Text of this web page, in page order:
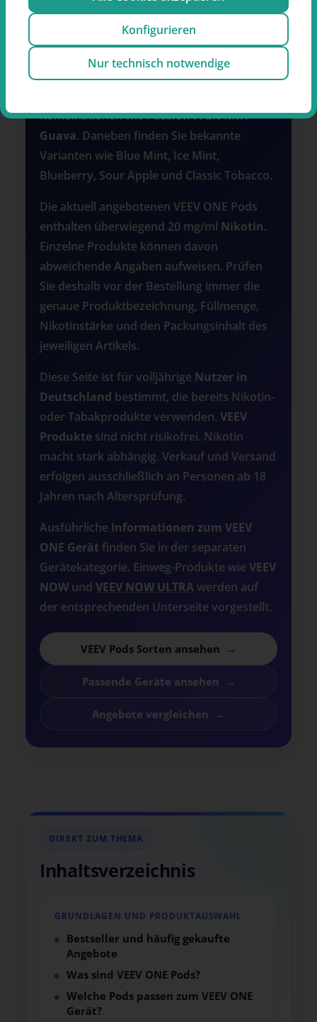
kompatible VEEV ONE Gerät eingesetzt und
nach dem Verbrauch vollständig
ausgetauscht. Beim
Geschmackreicht die
Auswahl von minzigen und tabaknah
Kombinationen wiePassion Fruit Kiwi
Guava. Daneben finden Sie bekannte
Varianten wie Blue Mint, Ice Mint,
Blueberry, Sour Apple und Classic Tobacco.
Die aktuell angebotenen VEEV ONE Pods
enthalten überwiegend 20 mg/ml Nikotin.
Einzelne Produkte können davon
abweichende Angaben aufweisen. Prüfen
Sie deshalb vor der Bestellung immer die
genaue Produktbezeichnung, Füllmenge,
Nikotinstärke und den Packungsinhalt des
jeweiligen Artikels.
Diese Seite ist für volljährige Nutzer in
Deutschland bestimmt, die bereits Nikotin-
oder Tabakprodukte verwenden. VEEV
Produkte sind nicht risikofrei. Nikotin
macht stark abhängig. Verkauf und Versand
erfolgen ausschließlich an Personen ab 18
Jahren nach Altersprüfung.
Ausführliche Informationen zum VEEV
ONE Gerät finden Sie in der separaten
Gerätekategorie. Einweg-Produkte wie VEEV
NOW und VEEV NOW ULTRAwerden auf
der entsprechenden Unterseite vorgestellt.
VEEV Pods Sorten ansehen
Passende Geräte ansehen
Angebote vergleichen
DIREKT ZUM THEMA
Inhaltsverzeichnis
GRUNDLAGEN UND PRODUKTAUSWAHL
Bestseller und häufig gekaufte
Angebote
Was sind VEEV ONE Pods?
Welche Pods passen zum VEEV ONE
Gerät?
Konfigurieren
Nur technisch notwendige